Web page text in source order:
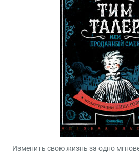
Изменить свою жизнь за одно